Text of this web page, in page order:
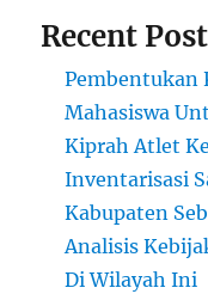
Recent
Pembentukan
Mahasiswa
Kiprah Atlet
Inventarisasi
Kabupaten
Analisis
Di Wilayah Ini